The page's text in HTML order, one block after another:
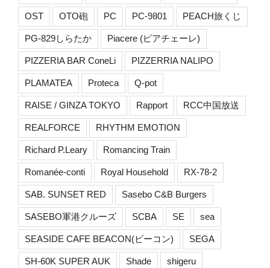
OST OTO砲 PC PC-9801 PEACH旅くじ
PG-829しらたか Piacere (ピアチェーレ)
PIZZERIA BAR ConeLi PIZZERRIA NALIPO
PLAMATEA Proteca Q-pot
RAISE / GINZA TOKYO Rapport RCC中国放送
REALFORCE RHYTHM EMOTION
Richard P.Leary Romancing Train
Romanée-conti Royal Household RX-78-2
SAB. SUNSET RED Sasebo C&B Burgers
SASEBO軍港クルーズ SCBA SE sea
SEASIDE CAFE BEACON(ビーコン) SEGA
SH-60K SUPER AUK Shade shigeru